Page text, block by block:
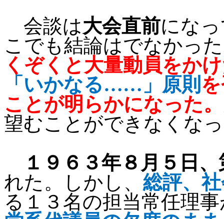
会談は大会直前にな
こでも結論はでなかっ
くぞくと大量動員をか
「いかなる……」原則
ことが明らかになった。
望むことができなくな
１９６３年８月５日
れた。しかし、 総評、
る１３名の担当常任理